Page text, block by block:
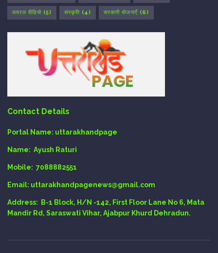
वायरल वीडियो (5) संस्कृति (4) सरकारी योजनाएँ (6)
Contact Details
Portal Name: uttarakhandpage
Name: Ayush Raturi
Mobile: 7088882551
Email: uttarakhandpagenews@gmail.com
Address:
B-1 Block, H/N -142, First Floor Lane No 6, Mata
Mandir Rd, Saraswati Vihar, Ajabpur Khurd Dehradun.